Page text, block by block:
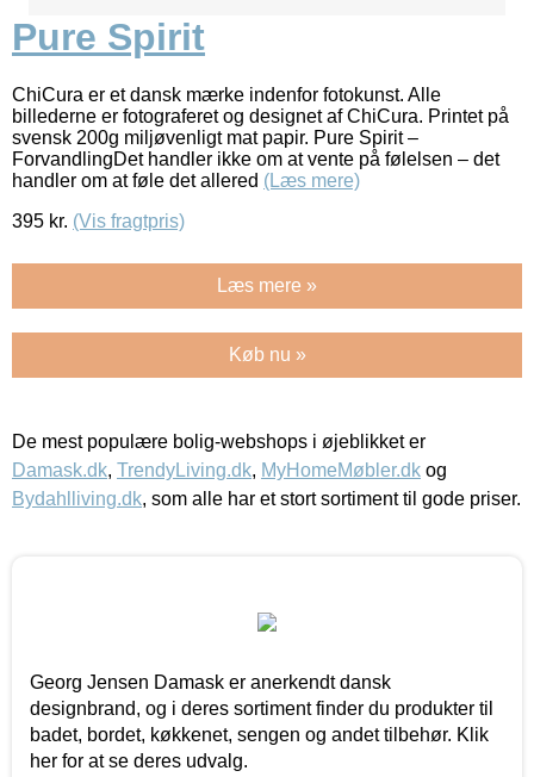
Pure Spirit
ChiCura er et dansk mærke indenfor fotokunst. Alle
billederne er fotograferet og designet af ChiCura. Printet på
svensk 200g miljøvenligt mat papir. Pure Spirit –
ForvandlingDet handler ikke om at vente på følelsen – det
handler om at føle det allered (Læs mere)
395 kr. (Vis fragtpris)
Læs mere »
Køb nu »
De mest populære bolig-webshops i øjeblikket er
Damask.dk, TrendyLiving.dk, MyHomeMøbler.dk og
Bydahlliving.dk, som alle har et stort sortiment til gode priser.
Georg Jensen Damask er anerkendt dansk
designbrand, og i deres sortiment finder du produkter til
badet, bordet, køkkenet, sengen og andet tilbehør. Klik
her for at se deres udvalg.